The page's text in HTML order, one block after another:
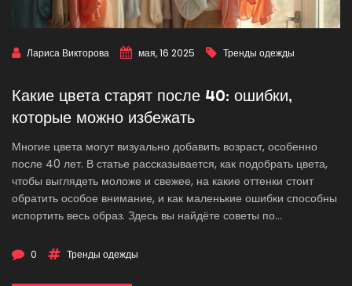
Лариса Викторова мая, 16 2025 Тренды одежды
Какие цвета старят после 40: ошибки,
которые можно избежать
Многие цвета могут визуально добавить возраст, особенно
после 40 лет. В статье рассказывается, как подобрать цвета,
чтобы выглядеть моложе и свежее, на какие оттенки стоит
обратить особое внимание, и как маленькие ошибки способны
испортить весь образ. Здесь вы найдёте советы по
практические рекомендации по выбору гардероба. Всё просто
0 Тренды одежды